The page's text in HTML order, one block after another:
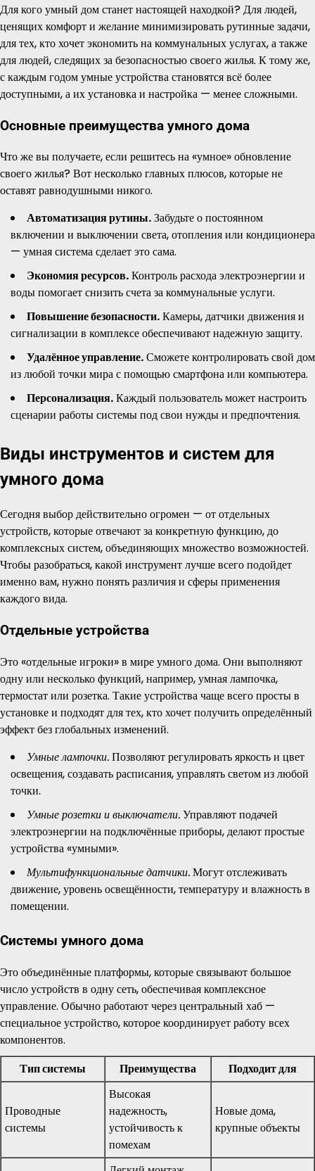
Для кого умный дом станет настоящей находкой? Для людей,
ценящих комфорт и желание минимизировать рутинные задачи,
для тех, кто хочет экономить на коммунальных услугах, а также
для людей, следящих за безопасностью своего жилья. К тому же,
с каждым годом умные устройства становятся всё более
доступными, а их установка и настройка — менее сложными.
Основные преимущества умного дома
Что же вы получаете, если решитесь на «умное» обновление
своего жилья? Вот несколько главных плюсов, которые не
оставят равнодушными никого.
Автоматизация рутины.Забудьте о постоянном
включении и выключении света, отопления или кондиционера
— умная система сделает это сама.
Экономия ресурсов.Контроль расхода электроэнергии и
воды помогает снизить счета за коммунальные услуги.
Повышение безопасности.Камеры, датчики движения и
сигнализации в комплексе обеспечивают надежную защиту.
Удалённое управление.Сможете контролировать свой дом
из любой точки мира с помощью смартфона или компьютера.
Персонализация.Каждый пользователь может настроить
сценарии работы системы под свои нужды и предпочтения.
Виды инструментов и систем для
умного дома
Сегодня выбор действительно огромен — от отдельных
устройств, которые отвечают за конкретную функцию, до
комплексных систем, объединяющих множество возможностей.
Чтобы разобраться, какой инструмент лучше всего подойдет
именно вам, нужно понять различия и сферы применения
каждого вида.
Отдельные устройства
Это «отдельные игроки» в мире умного дома. Они выполняют
одну или несколько функций, например, умная лампочка,
термостат или розетка. Такие устройства чаще всего просты в
установке и подходят для тех, кто хочет получить определённый
эффект без глобальных изменений.
Умные лампочки.Позволяют регулировать яркость и цвет
освещения, создавать расписания, управлять светом из любой
точки.
Умные розетки и выключатели.Управляют подачей
электроэнергии на подключённые приборы, делают простые
устройства «умными».
Мультифункциональные датчики.Могут отслеживать
движение, уровень освещённости, температуру и влажность в
помещении.
Системы умного дома
Это объединённые платформы, которые связывают большое
число устройств в одну сеть, обеспечивая комплексное
управление. Обычно работают через центральный хаб —
специальное устройство, которое координирует работу всех
компонентов.
Тип системы
Преимущества Подходит для
Проводные
системы
Высокая
надежность,
устойчивость к
помехам
Новые дома,
крупные объекты